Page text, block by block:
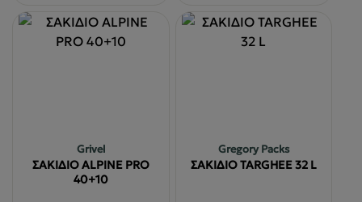
έχει
πολλαπλές
επιλεγούν
σελίδα
Grivel
ΣΑΚΙΔΙΟ ALPINE PRO
40+10
Gregory Packs
ΣΑΚΙΔΙΟ TARGHEE 32 L